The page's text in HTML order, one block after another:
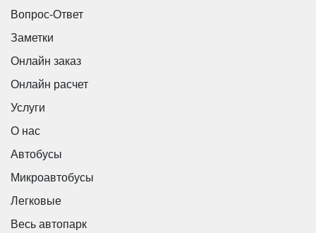
Вопрос-Ответ
Заметки
Онлайн заказ
Онлайн расчет
Услуги
О нас
Автобусы
Микроавтобусы
Легковые
Весь автопарк